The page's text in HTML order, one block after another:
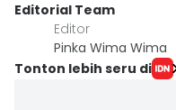
Editorial Team
Editor
Pinka Wima Wima
Tonton lebih seru di